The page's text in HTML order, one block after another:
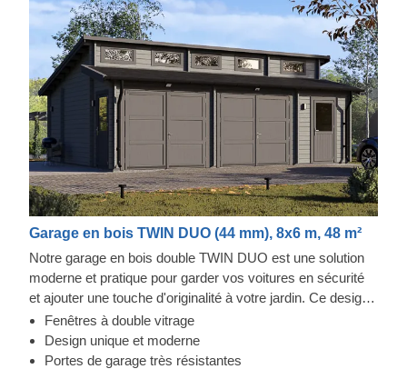
Garage en bois TWIN DUO (44 mm), 8x6 m, 48 m²
Notre garage en bois double TWIN DUO est une solution
moderne et pratique pour garder vos voitures en sécurité
et ajouter une touche d'originalité à votre jardin. Ce design
distinctif comporte de nombreuses fenêtres pour une
meilleure luminosité, des entrées séparées pour vous et
vos véhicules, et des portes résistantes pour une sécurité
Fenêtres à double vitrage
Design unique et moderne
Portes de garage très résistantes